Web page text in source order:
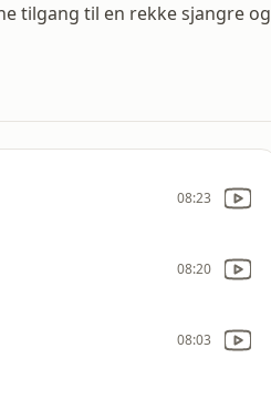
tilgang til en rekke sjangre og
08:23
08:20
08:03